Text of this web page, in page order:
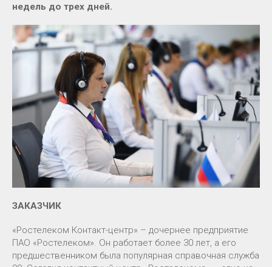
недель до трех дней.
ЗАКАЗЧИК
«Ростелеком Контакт-центр» – дочернее предприятие
ПАО «Ростелеком». Он работает более 30 лет, а его
предшественником была популярная справочная служба